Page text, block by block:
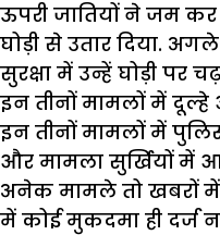
ऊपरी जातियों ने जम
घोड़ी से उतार दिया.
सुरक्षा में उन्हें घोड़ी पर
इन तीनों मामलों में
इन तीनों मामलों में
और मामला सुर्खियों
अनेक मामले तो खबरों में
में कोई मुकदमा ही दर्ज